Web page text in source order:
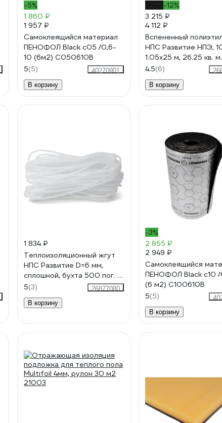
-5%
1 860 ₽
1 957 ₽
Самоклеящийся материал
ПЕНОФОЛ Black с05 /0,6-
10 (6м2) С050610В
5(5)
40270901
В корзину
-12%
3 215 ₽
4 112 ₽
Вспененный
НПС Развитие НПЭ,
1.05x25 м, 26.25 кв. м
4620018382255
4.5(6)
В корзину
1 834 ₽
Теплоизоляционный жгут
НПС Развитие D=6 мм,
сплошной, бухта 500 пог. м
4620018382033
5(3)
26877080
В корзину
-3%
2 855 ₽
2 949 ₽
Самоклеящийся
ПЕНОФОЛ Black с10 /
(6 м2) С100610В
5(5)
В корзину